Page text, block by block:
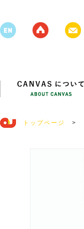
トップページ >